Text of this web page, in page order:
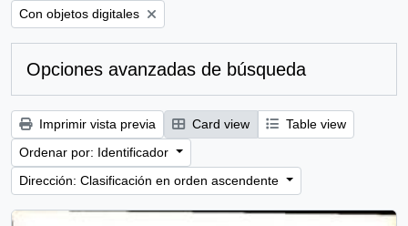
Remove filter:
Con objetos digitales
Opciones avanzadas de búsqueda
Imprimir vista previa Card view
Table view
Ordenar por: Identificador
Dirección: Clasificación en orden ascendente